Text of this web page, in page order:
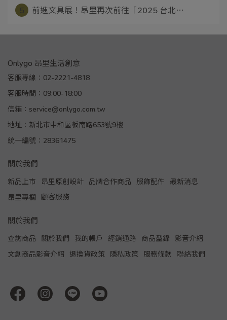
前進文具展！昂里再次前往「2025 台北⋯
Onlygo 昂里生活創意
客服專線：02-2221-4818
客服時間：09:00-18:00
信箱：service@onlygo.com.tw
地址：新北市中和區板南路653號9樓
統一編號：28361475
關於我們
新品上市 昂里原創設計 品牌合作商品 服飾配件
最新消息
昂里專欄
顧客服務
關於我們
查詢商品 關於我們 我的帳戶 經銷通路 商品型錄
影音介紹
文創商品影音介紹
退換貨政策 隱私政策 服務條款 聯絡我們